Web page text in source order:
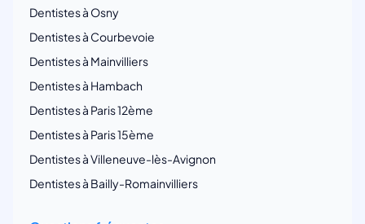
Dentistes à Osny
Dentistes à Courbevoie
Dentistes à Mainvilliers
Dentistes à Hambach
Dentistes à Paris 12ème
Dentistes à Paris 15ème
Dentistes à Villeneuve-lès-Avignon
Dentistes à Bailly-Romainvilliers